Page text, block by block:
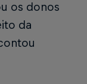
os donos
da